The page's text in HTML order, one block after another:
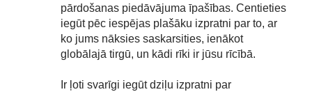
pārdošanas piedāvājuma īpašības. Centieties
iegūt pēc iespējas plašāku izpratni par to, ar
ko jums nāksies saskarsities, ienākot
globālajā tirgū, un kādi rīki ir jūsu rīcībā.
Ir ļoti svarīgi iegūt dziļu izpratni par